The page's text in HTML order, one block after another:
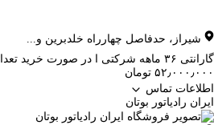
شیراز ، حدفاصل چهارراه خلدبرین و...
گارانتی ۳۶ ماهه شرکتی ا در صورت خرید تعداد یا رادیاتور تخفیفات بیشتری اعمال می شود.
۵۲٫۰۰۰٫۰۰۰ تومان
اطلاعات تماس
ایران رادیاتور بوتان